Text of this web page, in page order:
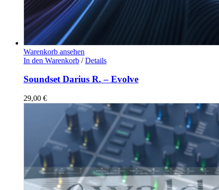
Warenkorb ansehen
In den Warenkorb / Details
Soundset Darius R. – Evolve
29,00 €